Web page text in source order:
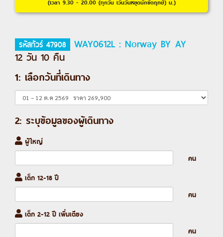
(เวลา 9.30 - 20.00 (ทุกวัน เว้นวันหยุดนักขัตฤกษ์) น.)
รหัสทัวร์ 47908
WAY0612L : Norway BY AY
12 วัน 10 คืน
1: เลือกวันที่เดินทาง
2: ระบุข้อมูลของผู้เดินทาง
ผู้ใหญ่
คน
เด็ก 12-18 ปี
คน
เด็ก 2-12 ปี เพิ่มเตียง
คน